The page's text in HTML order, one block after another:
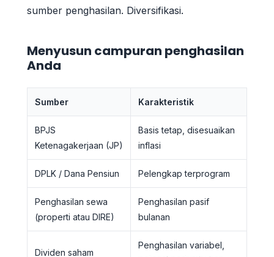
sumber penghasilan. Diversifikasi.
Menyusun campuran penghasilan
Anda
Sumber Karakteristik
BPJS
Ketenagakerjaan (JP)
Basis tetap, disesuaikan
inflasi
DPLK / Dana Pensiun Pelengkap terprogram
Penghasilan sewa
(properti atau DIRE)
Penghasilan pasif
bulanan
Dividen saham
Penghasilan variabel,